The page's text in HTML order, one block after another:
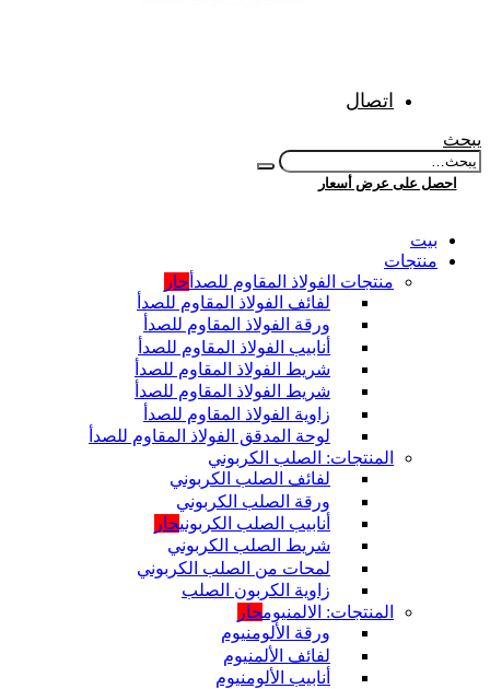
اتصال
يبحث
احصل على عرض أسعار
بيت
منتجات
منتجات الفولاذ المقاوم للصدأ حار
لفائف الفولاذ المقاوم للصدأ
ورقة الفولاذ المقاوم للصدأ
أنابيب الفولاذ المقاوم للصدأ
شريط الفولاذ المقاوم للصدأ
شريط الفولاذ المقاوم للصدأ
زاوية الفولاذ المقاوم للصدأ
لوحة المدقق الفولاذ المقاوم للصدأ
المنتجات: الصلب الكربوني
لفائف الصلب الكربوني
ورقة الصلب الكربوني
أنابيب الصلب الكربونيحار
شريط الصلب الكربوني
لمحات من الصلب الكربوني
زاوية الكربون الصلب
المنتجات: الالمنيومحار
ورقة الألومنيوم
لفائف الألمنيوم
أنابيب الألومنيوم